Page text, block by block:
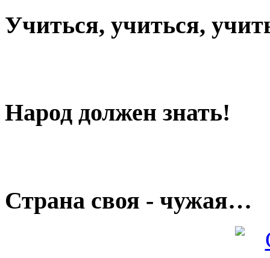
Учиться, учиться,
Народ должен знать!
Страна своя - чужая…